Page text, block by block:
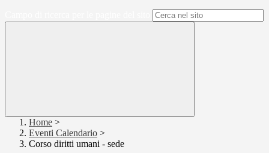
Home >
Eventi Calendario >
Corso diritti umani - sede